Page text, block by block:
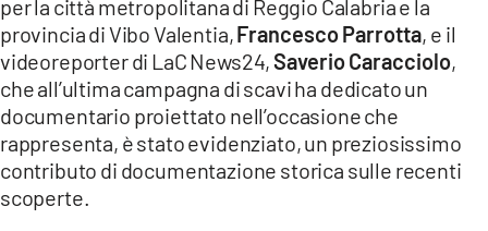
per la città metropolitana di Reggio Calabria e la
provincia di Vibo Valentia,Francesco Parrotta, e il
videoreporter di LaC News24,Saverio Caracciolo,
che all’ultima campagna di scavi ha dedicato un
documentario proiettato nell’occasione che
rappresenta, è stato evidenziato, un preziosissimo
contributo di documentazione storica sulle recenti
scoperte.